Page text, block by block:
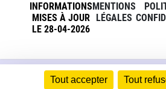
Tout accepter Tout
INFORMATIONS
MISES À JOUR
LE 28-04-2026
MENTIONS
LÉGALES